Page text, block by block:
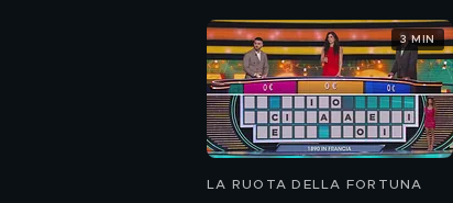
LA RUOTA DELLA FORTUNA
3 MIN